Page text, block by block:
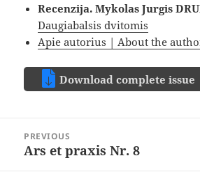
Recenzija. Mykolas Jurgis
Daugiabalsis dvitomis
Apie autorius | About the
Download complete issue
navigation
PREVIOUS
Previous
Ars et praxis Nr. 8